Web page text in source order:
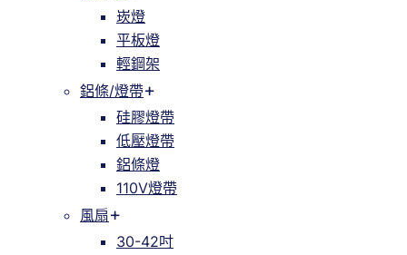
崁燈
平板燈
輕鋼架
鋁條/燈帶
硅膠燈帶
低壓燈帶
鋁條燈
110V燈帶
風扇
30-42吋